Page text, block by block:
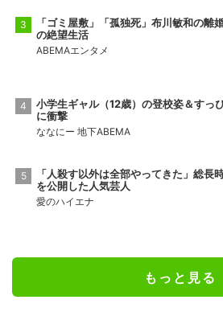
「ゴミ屋敷」「孤独死」布川敏和の離
の絶望生活
ABEMAエンタメ
小学生ギャル（12歳）の登校姿＆すっ
に衝撃
ななにー 地下ABEMA
「人殺す以外は全部やってきた」総長
を公開した人気芸人
愛のハイエナ
もっと見る